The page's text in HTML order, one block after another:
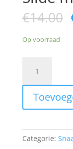
€14.00
Op voorraad
messing
SGC-
51/19
aantal
Categorie: